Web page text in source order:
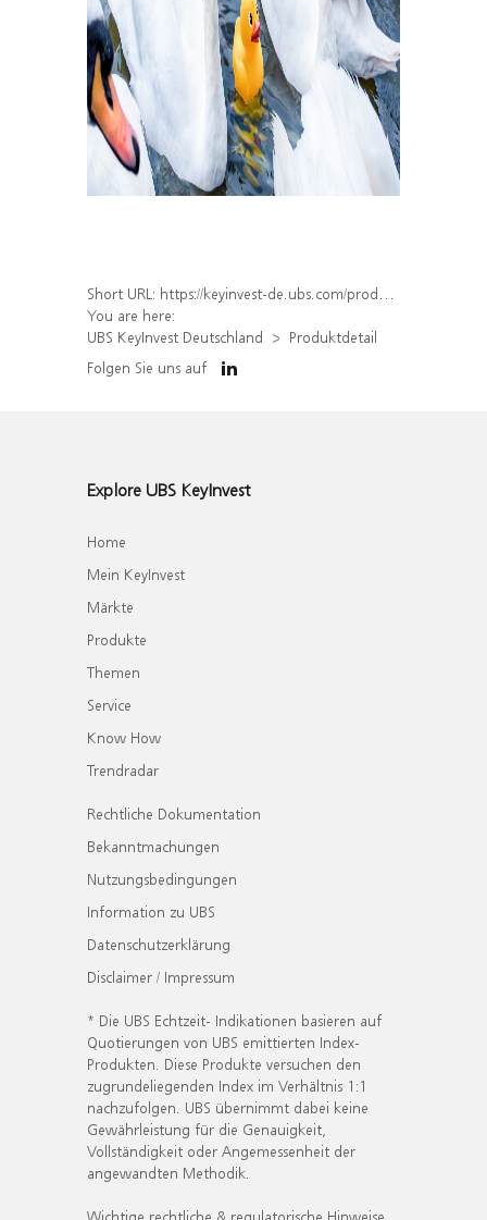
Short URL: https://keyinvest-de.ubs.com/produkt/detail/index/isin/DE000WA7ZZW4
You are here:
UBS KeyInvest Deutschland
Produktdetail
Folgen Sie uns auf
Explore UBS KeyInvest
Home
Mein KeyInvest
Märkte
Produkte
Themen
Service
Know How
Trendradar
Rechtliche Dokumentation
Bekanntmachungen
Nutzungsbedingungen
Information zu UBS
Datenschutzerklärung
Disclaimer / Impressum
* Die UBS Echtzeit- Indikationen basieren auf
Quotierungen von UBS emittierten Index-
Produkten. Diese Produkte versuchen den
zugrundeliegenden Index im Verhältnis 1:1
nachzufolgen. UBS übernimmt dabei keine
Gewährleistung für die Genauigkeit,
Vollständigkeit oder Angemessenheit der
angewandten Methodik.